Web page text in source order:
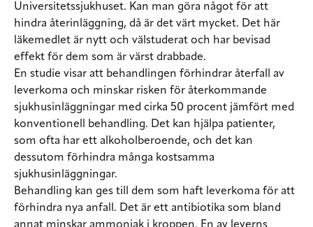
Universitetssjukhuset. Kan man göra något för att
hindra återinläggning, då är det värt mycket. Det här
läkemedlet är nytt och välstuderat och har bevisad
effekt för dem som är värst drabbade.
En studie visar att behandlingen förhindrar återfall av
leverkoma och minskar risken för återkommande
sjukhusinläggningar med cirka 50 procent jämfört med
konventionell behandling. Det kan hjälpa patienter,
som ofta har ett alkoholberoende, och det kan
dessutom förhindra många kostsamma
sjukhusinläggningar.
Behandling kan ges till dem som haft leverkoma för att
förhindra nya anfall. Det är ett antibiotika som bland